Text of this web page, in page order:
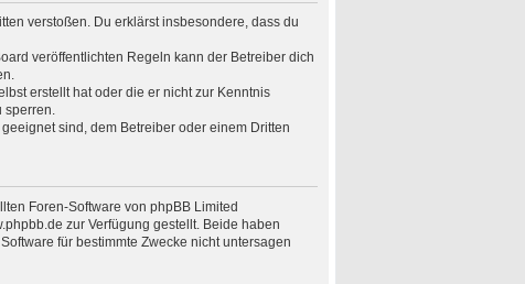
verstoßen. Du erklärst insbesondere, dass du
veröffentlichten Regeln kann der Betreiber dich
erstellt hat oder die er nicht zur Kenntnis
sperren.
sind, dem Betreiber oder einem Dritten
Foren-Software von phpBB Limited
zur Verfügung gestellt. Beide haben
für bestimmte Zwecke nicht untersagen